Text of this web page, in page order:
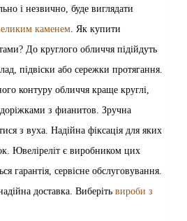
і незвично, буде виглядати
каменем . Як купити
До круглого обличчя підійдуть
підвіски або сережки протягання.
контуру обличчя краще круглі,
з фианитов. Зручна
з вуха. Надійна фіксація для яких
Ювеліреліт є виробником цих
гарантія, сервісне обслуговування.
доставка. Виберіть вироби з